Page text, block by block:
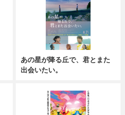
あの星が降る丘で、君とまた
出会いたい。